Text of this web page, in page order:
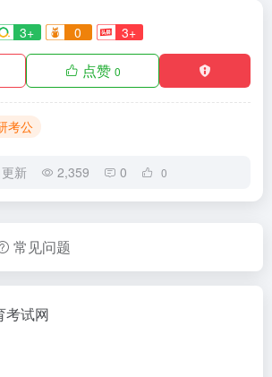
3+ 0 3+
点赞 0
考公
新 2,359 0 0
常见问题
考试网